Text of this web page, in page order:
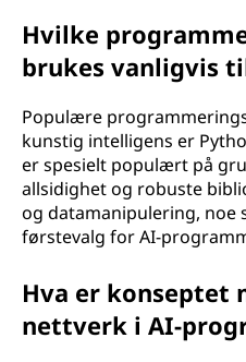
Hvilke
brukes vanligvis
Populære
kunstig intelligens er
er spesielt populært på
allsidighet og robuste
og datamanipulering, noe
førstevalg for AI-
Hva er konseptet
nettverk i AI-